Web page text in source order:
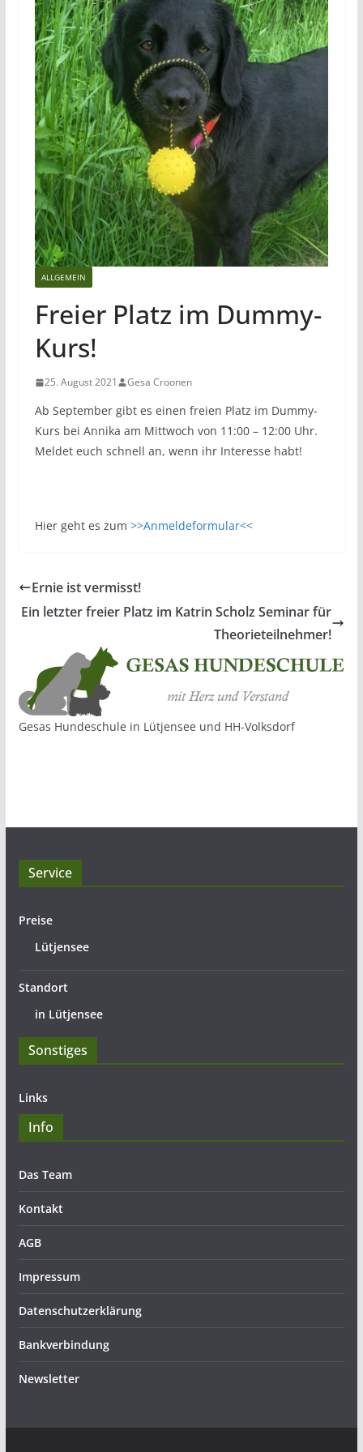
ALLGEMEIN
Freier Platz im Dummy-
Kurs!
25. August 2021 Gesa Croonen
Ab September gibt es einen freien Platz im Dummy-
Kurs bei Annika am Mittwoch von 11:00 – 12:00 Uhr.
Meldet euch schnell an, wenn ihr Interesse habt!
Hier geht es zum >>Anmeldeformular<<
Ernie ist vermisst!
Ein letzter freier Platz im Katrin Scholz Seminar für
Theorieteilnehmer!
Gesas Hundeschule in Lütjensee und HH-Volksdorf
Service
Preise
Lütjensee
Standort
in Lütjensee
Sonstiges
Links
Info
Das Team
Kontakt
AGB
Impressum
Datenschutzerklärung
Bankverbindung
Newsletter